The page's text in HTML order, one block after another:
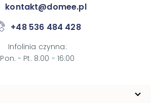
kontakt@domee.pl
+48 536 484 428
Infolinia czynna:
Pon. - Pt. 8:00 - 16:00